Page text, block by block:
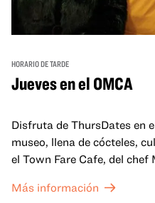
HORARIO DE TARDE
Jueves en el OMCA
Disfruta de ThursDates en
museo, llena de cócteles,
el Town Fare Cafe, del chef
fondo, o explora las
Más información